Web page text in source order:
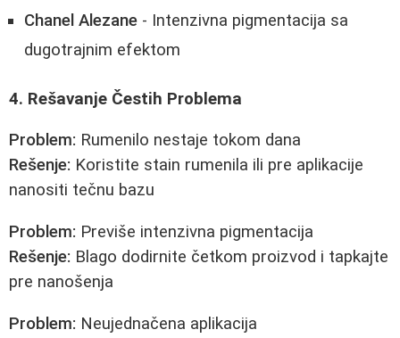
Chanel Alezane - Intenzivna pigmentacija sa
dugotrajnim efektom
4. Rešavanje Čestih Problema
Problem: Rumenilo nestaje tokom dana
Rešenje: Koristite stain rumenila ili pre aplikacije
nanositi tečnu bazu
Problem: Previše intenzivna pigmentacija
Rešenje: Blago dodirnite četkom proizvod i tapkajte
pre nanošenja
Problem: Neujednačena aplikacija